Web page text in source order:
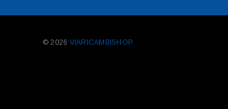
© 2026 VIARICAMBISHOP.